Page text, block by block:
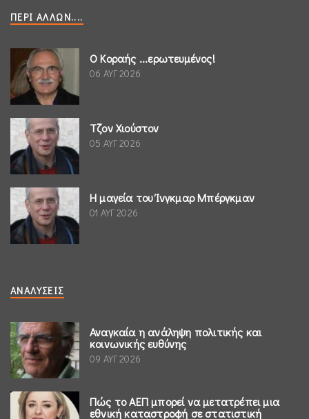
ΠΕΡΊ ΆΛΛΩΝ....
Ο Κοραής ...ερωτευμένος!
06 ΑΥΓ 2026
Τζον Χιούστον
05 ΑΥΓ 2026
Η μαγεία του Ίνγκμαρ Μπέργκμαν
01 ΑΥΓ 2026
ΑΝΑΛΎΣΕΙΣ
Αναγκαία η ανάληψη πολιτικής και
κοινωνικής ευθύνης
09 ΑΥΓ 2026
Πώς το ΑΕΠ μπορεί να μετατρέπει μια
εθνική καταστροφή σε στατιστική